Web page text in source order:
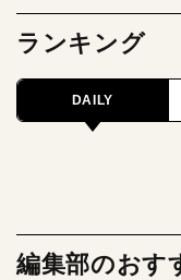
ランキング
DAILY
編集部のおす